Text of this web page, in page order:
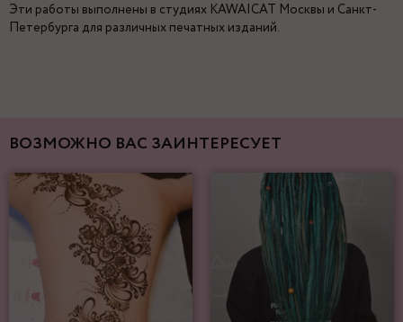
Эти работы выполнены в студиях KAWAICAT Москвы и Санкт-
Петербурга для различных печатных изданий.
ВОЗМОЖНО ВАС ЗАИНТЕРЕСУЕТ